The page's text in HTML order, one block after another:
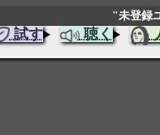
"未登録
試す 聴く